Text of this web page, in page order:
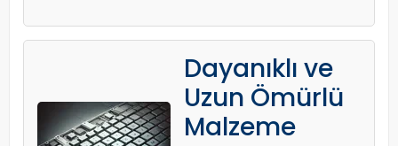
Dayanıklı ve
Uzun Ömürlü
Malzeme